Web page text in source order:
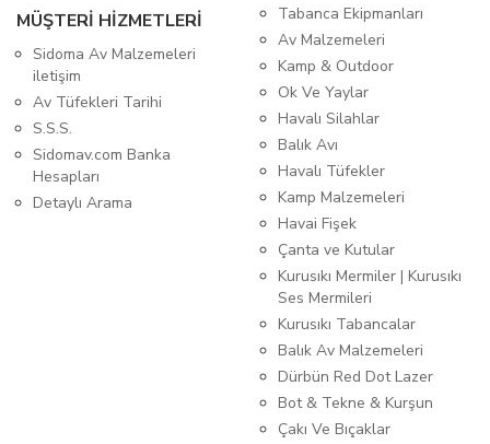
MÜŞTERİ HİZMETLERİ
Sidoma Av Malzemeleri
iletişim
Av Tüfekleri Tarihi
S.S.S.
Sidomav.com Banka
Hesapları
Detaylı Arama
Tabanca Ekipmanları
Av Malzemeleri
Kamp & Outdoor
Ok Ve Yaylar
Havalı Silahlar
Balık Avı
Havalı Tüfekler
Kamp Malzemeleri
Havai Fişek
Çanta ve Kutular
Kurusıkı Mermiler | Kurusıkı
Ses Mermileri
Kurusıkı Tabancalar
Balık Av Malzemeleri
Dürbün Red Dot Lazer
Bot & Tekne & Kurşun
Çakı Ve Bıçaklar